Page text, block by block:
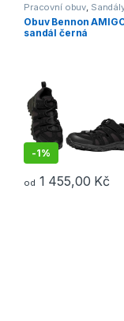
Pracovní obuv
Obuv Bennon
sandál černá
-1%
od 1 455,00 Kč
Tento produkt má